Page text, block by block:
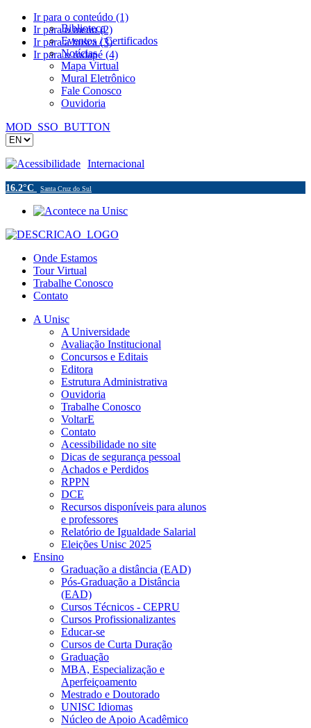
Ir para o conteúdo (1)
Ir para o menu (2)
Ir para a busca (3)
Ir para o rodapé (4)
Biblioteca
Eventos / Certificados
Notícias
Mapa Virtual
Mural Eletrônico
Fale Conosco
Ouvidoria
MOD_SSO_BUTTON
Acessibilidade Internacional
16.2°C Santa Cruz do Sul
Onde Estamos
Tour Virtual
Trabalhe Conosco
Contato
A Unisc
A Universidade
Avaliação Institucional
Concursos e Editais
Editora
Estrutura Administrativa
Ouvidoria
Trabalhe Conosco
VoltarE
Contato
Acessibilidade no site
Dicas de segurança pessoal
Achados e Perdidos
RPPN
DCE
Recursos disponíveis para alunos
e professores
Relatório de Igualdade Salarial
Eleições Unisc 2025
Ensino
Graduação a distância (EAD)
Pós-Graduação a Distância
(EAD)
Cursos Técnicos - CEPRU
Cursos Profissionalizantes
Educar-se
Cursos de Curta Duração
Graduação
MBA, Especialização e
Aperfeiçoamento
Mestrado e Doutorado
UNISC Idiomas
Núcleo de Apoio Acadêmico